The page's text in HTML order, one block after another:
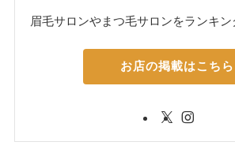
眉毛サロンやまつ毛サロンをランキン
お店の掲載はこちら